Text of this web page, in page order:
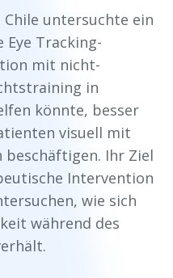
Chile untersuchte ein
Tracking-
mit nicht-
in
könnte, besser
visuell mit
Ihr Ziel
Intervention
wie sich
während des